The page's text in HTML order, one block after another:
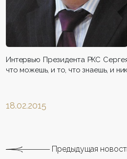
Интервью Президента РКС
что можешь, и то, что знаешь, и
18.02.2015
Предыдущая